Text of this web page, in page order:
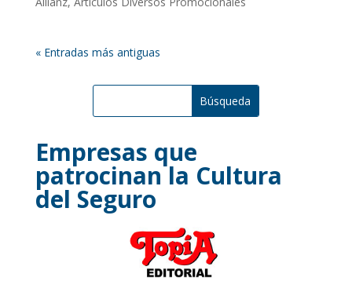
« Entradas más antiguas
Empresas que
patrocinan la Cultura
del Seguro